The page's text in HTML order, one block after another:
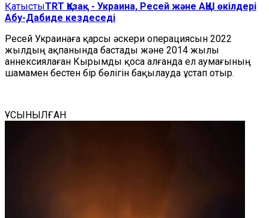
ҚатыстыTRT Қазақ - Украина, Ресей және АҚШ өкілдері
Абу-Дабиде кездеседі
Ресей Украинаға қарсы әскери операциясын 2022
жылдың ақпанында бастады және 2014 жылы
аннексиялаған Кырымды қоса алғанда ел аумағының
шамамен бестен бір бөлігін бақылауда ұстап отыр.
ҰСЫНЫЛҒАН